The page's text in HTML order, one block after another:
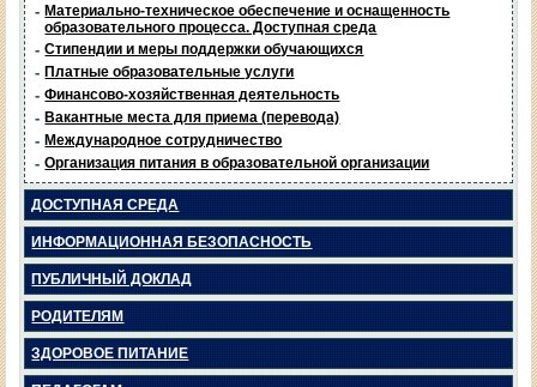
- Материально-техническое обеспечение и оснащенность
образовательного процесса. Доступная среда
- Стипендии и меры поддержки обучающихся
- Платные образовательные услуги
- Финансово-хозяйственная деятельность
- Вакантные места для приема (перевода)
- Международное сотрудничество
- Организация питания в образовательной организации
ДОСТУПНАЯ СРЕДА
ИНФОРМАЦИОННАЯ БЕЗОПАСНОСТЬ
ПУБЛИЧНЫЙ ДОКЛАД
РОДИТЕЛЯМ
ЗДОРОВОЕ ПИТАНИЕ